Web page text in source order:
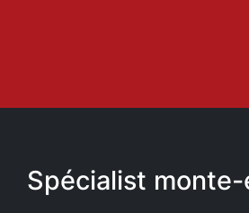
Spécialist